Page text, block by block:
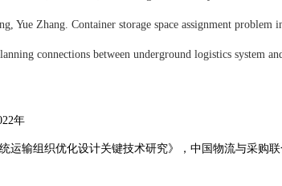
Yue Zhang. Container storage space assignment
connections between underground logistics system
年
运输组织优化设计关键技术研究》，中国物流与采购